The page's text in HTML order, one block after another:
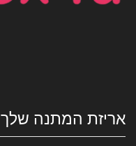
אריזת המתנה שלך